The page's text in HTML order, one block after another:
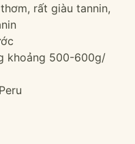
rất giàu tannin,
khoảng 500-600g/